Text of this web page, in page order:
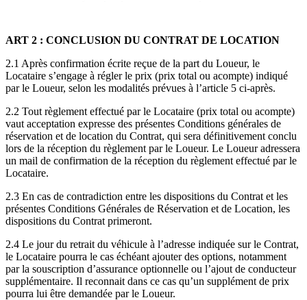
ART 2 : CONCLUSION DU CONTRAT DE LOCATION
2.1 Après confirmation écrite reçue de la part du Loueur, le
Locataire s’engage à régler le prix (prix total ou acompte) indiqué
par le Loueur, selon les modalités prévues à l’article 5 ci-après.
2.2 Tout règlement effectué par le Locataire (prix total ou acompte)
vaut acceptation expresse des présentes Conditions générales de
réservation et de location du Contrat, qui sera définitivement conclu
lors de la réception du règlement par le Loueur. Le Loueur adressera
un mail de confirmation de la réception du règlement effectué par le
Locataire.
2.3 En cas de contradiction entre les dispositions du Contrat et les
présentes Conditions Générales de Réservation et de Location, les
dispositions du Contrat primeront.
2.4 Le jour du retrait du véhicule à l’adresse indiquée sur le Contrat,
le Locataire pourra le cas échéant ajouter des options, notamment
par la souscription d’assurance optionnelle ou l’ajout de conducteur
supplémentaire. Il reconnait dans ce cas qu’un supplément de prix
pourra lui être demandée par le Loueur.